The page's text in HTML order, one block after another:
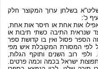
בשלחן ערוך המקוצר חלק
כ':
אות אחת או חיסר אות אחת,
שנראית התיבה כשתי תיבות או
הספר פסול ואין בו קדושת ספר
לפי המסורת המקובלת איש מפי
רוב השנים ותוקף הגלות,
ישראל בכמה וכמה פרטים.